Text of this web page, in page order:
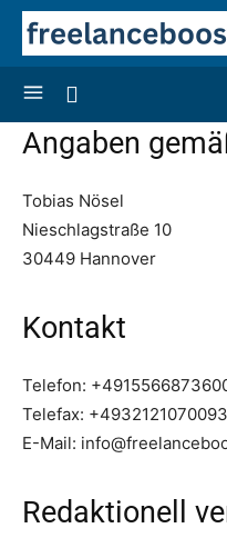
Angaben
Tobias Nösel
Nieschlagstraße 10
30449 Hannover
Kontakt
Telefon:
Telefax: +4932121070093
E-Mail:
Redaktionell